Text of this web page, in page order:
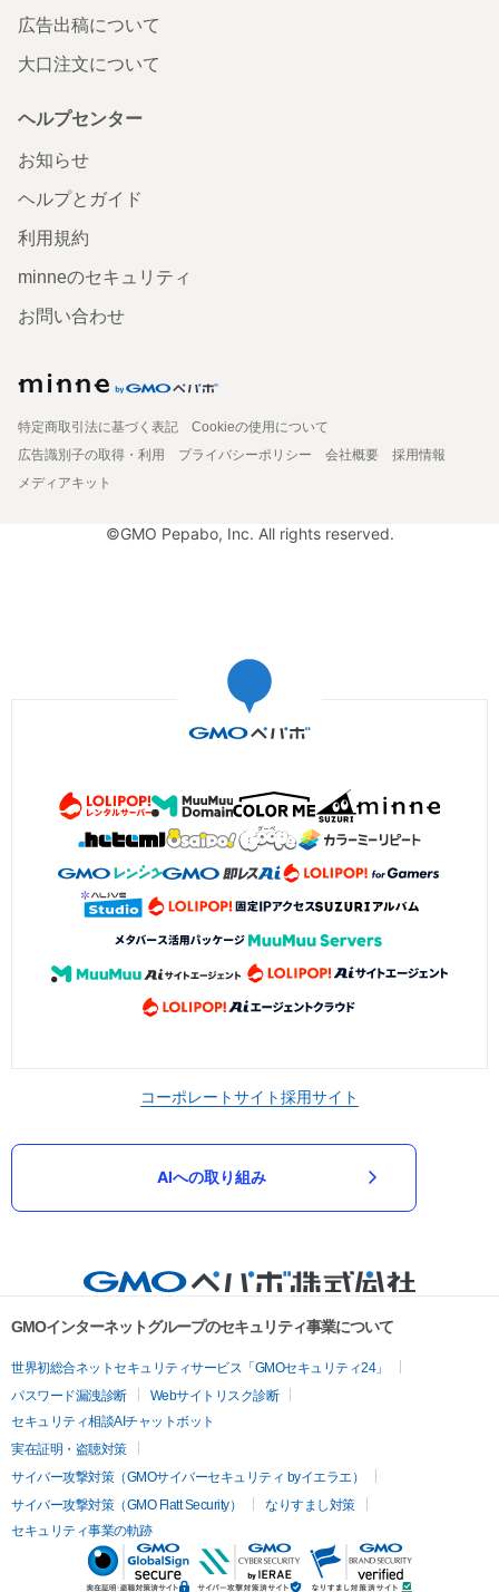
広告出稿について
大口注文について
ヘルプセンター
お知らせ
ヘルプとガイド
利用規約
minneのセキュリティ
お問い合わせ
特定商取引法に基づく表記
Cookieの使用について
広告識別子の取得・利用
プライバシーポリシー 会社概要
採用情報
メディアキット
©GMO Pepabo, Inc. All rights reserved.
コーポレートサイト採用サイト
AIへの取り組み
GMOインターネットグループのセキュリティ事業について
世界初総合ネットセキュリティサービス「GMOセキュリティ24」
パスワード漏洩診断
Webサイトリスク診断
セキュリティ相談AIチャットボット
実在証明・盗聴対策
サイバー攻撃対策（GMOサイバーセキュリティ byイエラエ）
サイバー攻撃対策（GMO Flatt Security）
なりすまし対策
セキュリティ事業の軌跡